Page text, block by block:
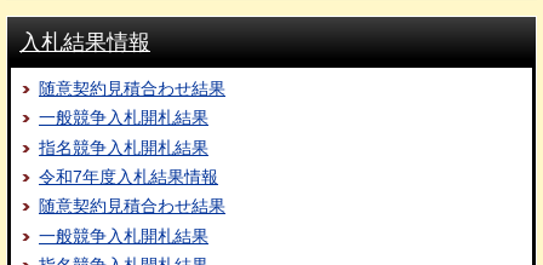
入札結果情報
随意契約見積合わせ結果
一般競争入札開札結果
指名競争入札開札結果
令和7年度入札結果情報
随意契約見積合わせ結果
一般競争入札開札結果